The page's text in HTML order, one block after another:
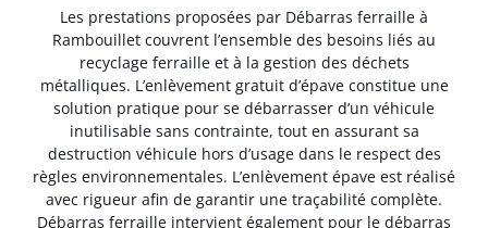
Les prestations proposées par Débarras ferraille à
Rambouillet couvrent l’ensemble des besoins liés au
recyclage ferraille et à la gestion des déchets
métalliques. L’enlèvement gratuit d’épave constitue une
solution pratique pour se débarrasser d’un véhicule
inutilisable sans contrainte, tout en assurant sa
destruction véhicule hors d’usage dans le respect des
règles environnementales. L’enlèvement épave est réalisé
avec rigueur afin de garantir une traçabilité complète.
Débarras ferraille intervient également pour le débarras